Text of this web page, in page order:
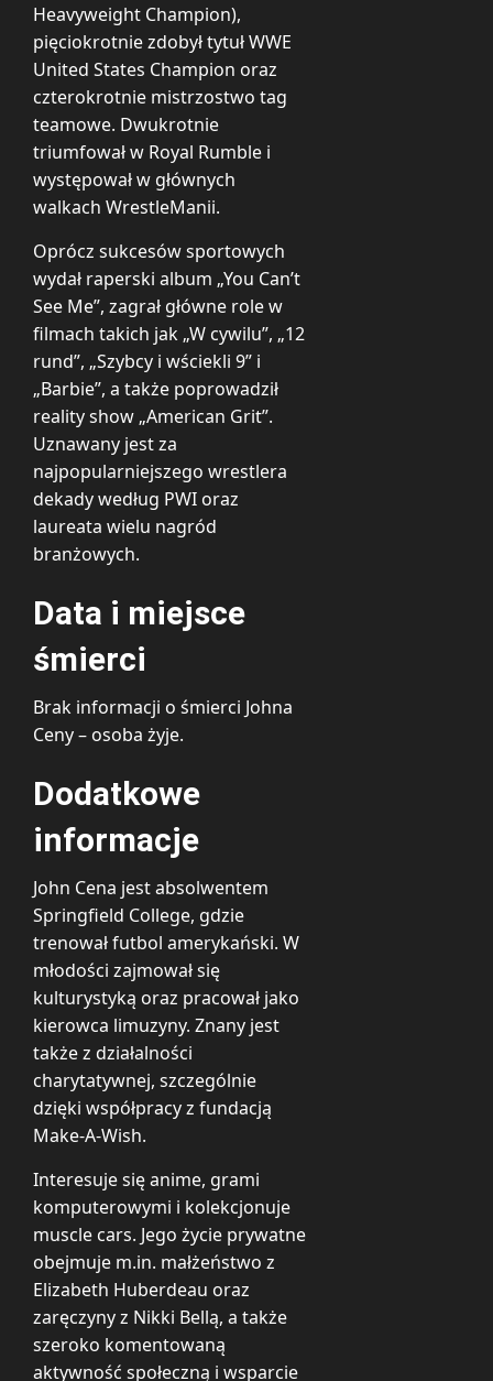
Heavyweight Champion),
pięciokrotnie zdobył tytuł WWE
United States Champion oraz
czterokrotnie mistrzostwo tag
teamowe. Dwukrotnie
triumfował w Royal Rumble i
występował w głównych
walkach WrestleManii.
Oprócz sukcesów sportowych
wydał raperski album „You Can’t
See Me”, zagrał główne role w
filmach takich jak „W cywilu”, „12
rund”, „Szybcy i wściekli 9” i
„Barbie”, a także poprowadził
reality show „American Grit”.
Uznawany jest za
najpopularniejszego wrestlera
dekady według PWI oraz
laureata wielu nagród
branżowych.
Data i miejsce
śmierci
Brak informacji o śmierci Johna
Ceny – osoba żyje.
Dodatkowe
informacje
John Cena jest absolwentem
Springfield College, gdzie
trenował futbol amerykański. W
młodości zajmował się
kulturystyką oraz pracował jako
kierowca limuzyny. Znany jest
także z działalności
charytatywnej, szczególnie
dzięki współpracy z fundacją
Make-A-Wish.
Interesuje się anime, grami
komputerowymi i kolekcjonuje
muscle cars. Jego życie prywatne
obejmuje m.in. małżeństwo z
Elizabeth Huberdeau oraz
zaręczyny z Nikki Bellą, a także
szeroko komentowaną
aktywność społeczną i wsparcie